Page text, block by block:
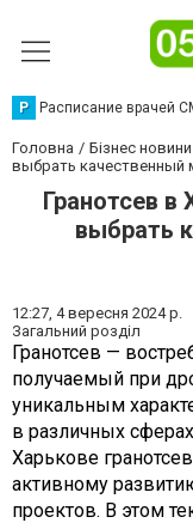
Р Расписание врачей
Головна Бізнес новини
выбрать качественный
Гранотсев в
выбрать
12:27, 4 вересня 2024 р.
Загальний розділ
Гранотсев —
получаемый при
уникальным
в различных
Харькове
активному
проектов. В этом